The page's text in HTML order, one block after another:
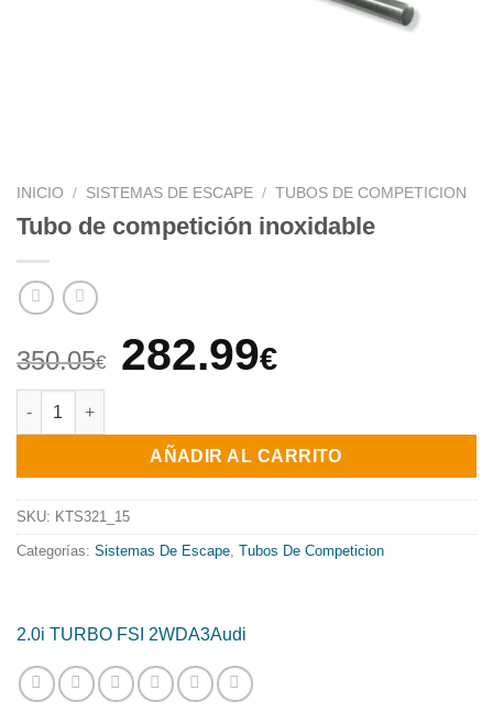
INICIO / SISTEMAS DE ESCAPE / TUBOS DE COMPETICION
Tubo de competición inoxidable
350.05€
El
original
era:
350.05€.
282.99€El
actual
es:
282.99€.
Tubo de competición inoxidable cantidad
AÑADIR AL CARRITO
SKU: KTS321_15
Categorías: Sistemas De Escape, Tubos De Competicion
2.0i TURBO FSI 2WDA3Audi